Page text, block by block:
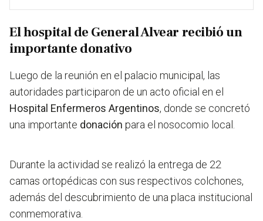
El hospital de General Alvear recibió un
importante donativo
Luego de la reunión en el palacio municipal, las
autoridades participaron de un acto oficial en el
Hospital Enfermeros Argentinos, donde se concretó
una importante donación para el nosocomio local.
Durante la actividad se realizó la entrega de 22
camas ortopédicas con sus respectivos colchones,
además del descubrimiento de una placa institucional
conmemorativa.